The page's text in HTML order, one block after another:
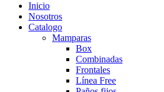
Inicio
Nosotros
Catalogo
Mamparas
Box
Combinadas
Frontales
Línea Free